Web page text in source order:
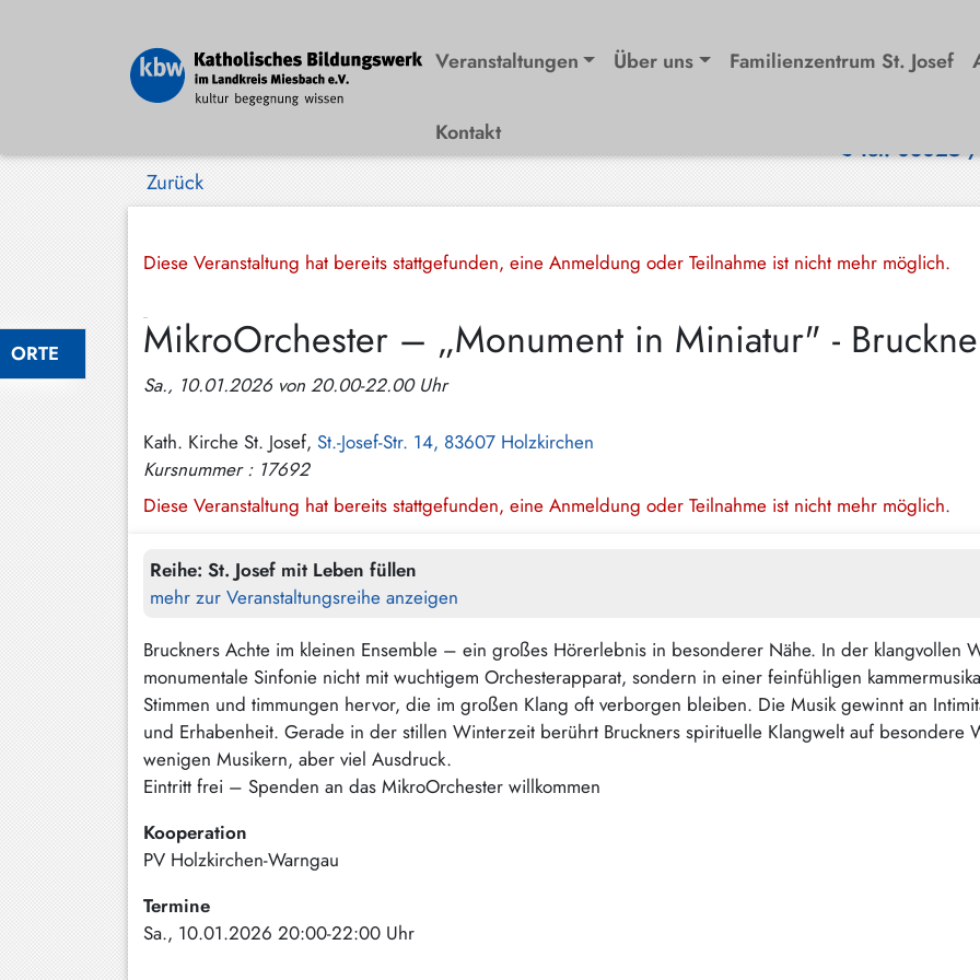
ORTE
Veranstaltungen Über uns Familienzentrum St. Josef
Kontakt
Tel. 08025
Zurück
Diese Veranstaltung hat bereits stattgefunden, eine Anmeldung oder Teilnahme ist nicht mehr möglich.
MikroOrchester – „Monument in Miniatur" -
Sa., 10.01.2026 von 20.00-22.00 Uhr
Kath. Kirche St. Josef, St.-Josef-Str. 14, 83607 Holzkirchen
Kursnummer : 17692
Diese Veranstaltung hat bereits stattgefunden, eine Anmeldung oder Teilnahme ist nicht mehr möglich.
Reihe: St. Josef mit Leben füllen
mehr zur Veranstaltungsreihe anzeigen
Bruckners Achte im kleinen Ensemble – ein großes Hörerlebnis in besonderer Nähe. In der klangvollen
monumentale Sinfonie nicht mit wuchtigem Orchesterapparat, sondern in einer feinfühligen
Stimmen und timmungen hervor, die im großen Klang oft verborgen bleiben. Die Musik gewinnt an
und Erhabenheit. Gerade in der stillen Winterzeit berührt Bruckners spirituelle Klangwelt auf besondere
wenigen Musikern, aber viel Ausdruck.
Eintritt frei – Spenden an das MikroOrchester willkommen
Kooperation
PV Holzkirchen-Warngau
Termine
Sa., 10.01.2026 20:00-22:00 Uhr
Wiessee
Bayrischzell
Darching
Elbach
Gmund
Großhartpenning
Hausham
Holzkirchen
Hundham
Irschenberg
Kreuth
Leitzachtal
Miesbach
Neuhaus
Niklasreuth
Otterfing
Rottach-
Egern
Schaftlach
/
Waakirchen